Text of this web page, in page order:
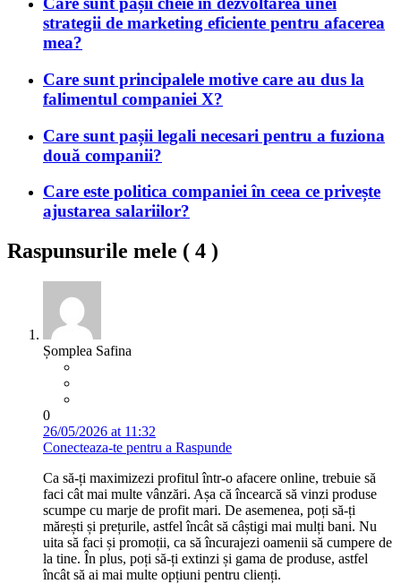
strategii de marketing eficiente pentru afacerea
mea?
Care sunt principalele motive care au dus la
falimentul companiei X?
Care sunt pașii legali necesari pentru a fuziona
două companii?
Care este politica companiei în ceea ce privește
ajustarea salariilor?
Raspunsurile mele ( 4 )
Șomplea Safina
0
26/05/2026 at 11:32
Conecteaza-te pentru a Raspunde
Ca să-ți maximizezi profitul într-o afacere online, trebuie să
faci cât mai multe vânzări. Așa că încearcă să vinzi produse
scumpe cu marje de profit mari. De asemenea, poți să-ți
mărești și prețurile, astfel încât să câștigi mai mulți bani. Nu
uita să faci și promoții, ca să încurajezi oamenii să cumpere de
la tine. În plus, poți să-ți extinzi și gama de produse, astfel
încât să ai mai multe opțiuni pentru clienți.